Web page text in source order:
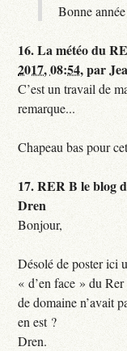
Bonne
16.La météo du
2017, 08:54,par
C’est un travail de
remarque...
Chapeau bas pour
17.RER B le blog
Dren
Bonjour,
Désolé de poster ici
« d’en face » du
de domaine n’avait
en est ?
Dren.